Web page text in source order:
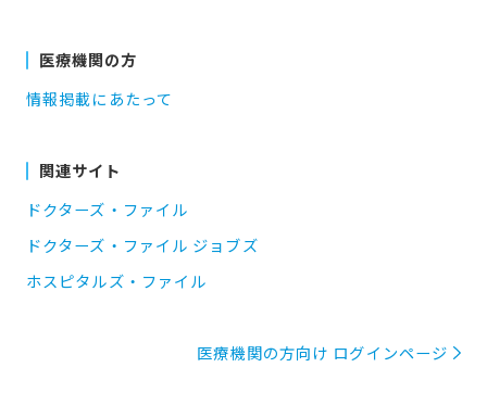
医療機関の方
情報掲載にあたって
関連サイト
ドクターズ・ファイル
ドクターズ・ファイル ジョブズ
ホスピタルズ・ファイル
医療機関の方向け ログインページ